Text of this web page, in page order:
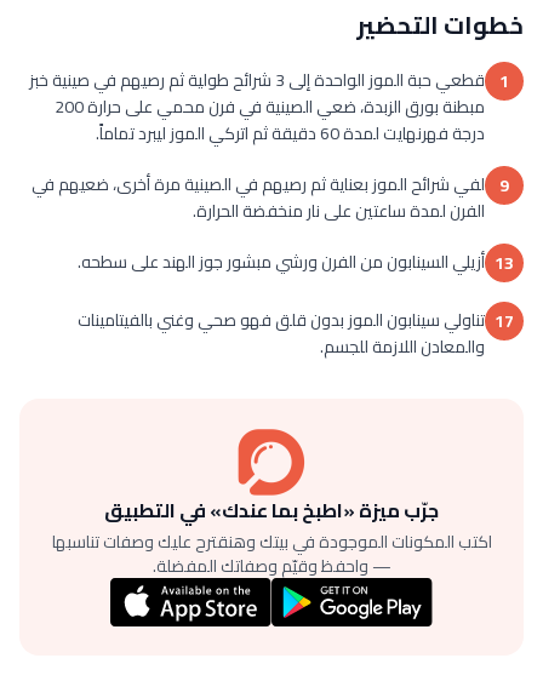
خطوات التحضير
1
قطعي حبة الموز الواحدة إلى 3 شرائح طولية ثم رصيهم في صينية خبز
مبطنة بورق الزبدة، ضعي الصينية في فرن محمي على حرارة 200
درجة فهرنهايت لمدة 60 دقيقة ثم اتركي الموز ليبرد تماماً.
9 لفي شرائح الموز بعناية ثم رصيهم في الصينية مرة أخرى، ضعيهم في
الفرن لمدة ساعتين على نار منخفضة الحرارة.
13 أزيلي السينابون من الفرن ورشي مبشور جوز الهند على سطحه.
17 تناولي سينابون الموز بدون قلق فهو صحي وغني بالفيتامينات
والمعادن اللازمة للجسم.
جرّب ميزة «اطبخ بما عندك» في التطبيق
اكتب المكونات الموجودة في بيتك وهنقترح عليك وصفات تناسبها
— واحفظ وقيّم وصفاتك المفضلة.